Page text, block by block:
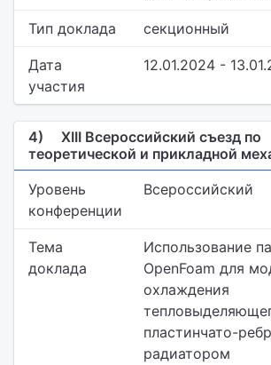
Тип доклада секционный
Дата
участия
12.01.2024 -
4)
XIII Всероссийский съезд по
теоретической и прикладной
Уровень
конференции
Всероссийский
Тема
доклада
Использование
OpenFoam для
охлаждения
пластинчато-
радиатором